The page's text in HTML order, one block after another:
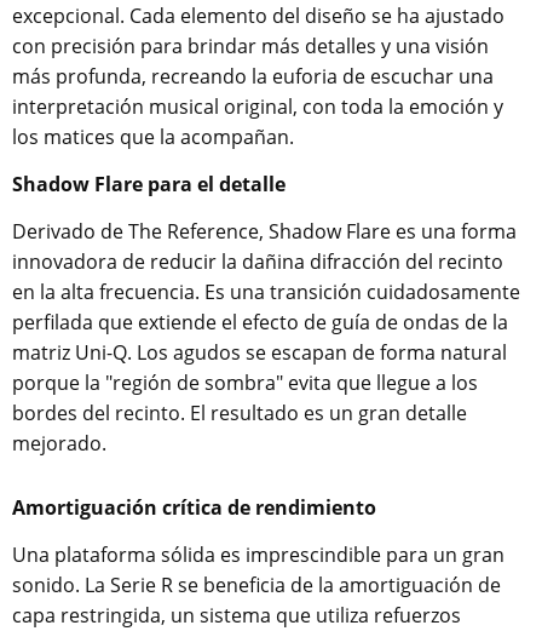
excepcional. Cada elemento del diseño se ha ajustado
con precisión para brindar más detalles y una visión
más profunda, recreando la euforia de escuchar una
interpretación musical original, con toda la emoción y
los matices que la acompañan.
Shadow Flare para el detalle
Derivado de The Reference, Shadow Flare es una forma
innovadora de reducir la dañina difracción del recinto
en la alta frecuencia. Es una transición cuidadosamente
perfilada que extiende el efecto de guía de ondas de la
matriz Uni-Q. Los agudos se escapan de forma natural
porque la "región de sombra" evita que llegue a los
bordes del recinto. El resultado es un gran detalle
mejorado.
Amortiguación crítica de rendimiento
Una plataforma sólida es imprescindible para un gran
sonido. La Serie R se beneficia de la amortiguación de
capa restringida, un sistema que utiliza refuerzos